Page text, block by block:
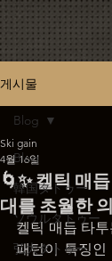
게시물
Blog
韓国タトゥー
ソウルタトゥー
弘大タトゥー
Blog
🌀✨ 켈틱 매
대를 초월한
Ski gain
4월 16일
켈틱 매듭 타
패턴이 특징인